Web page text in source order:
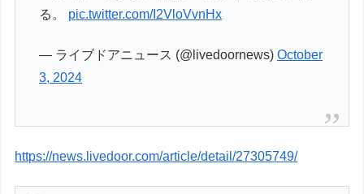
る。 pic.twitter.com/I2VloVvnHx
— ライブドアニュース (@livedoornews)October
3, 2024
https://news.livedoor.com/article/detail/27305749/